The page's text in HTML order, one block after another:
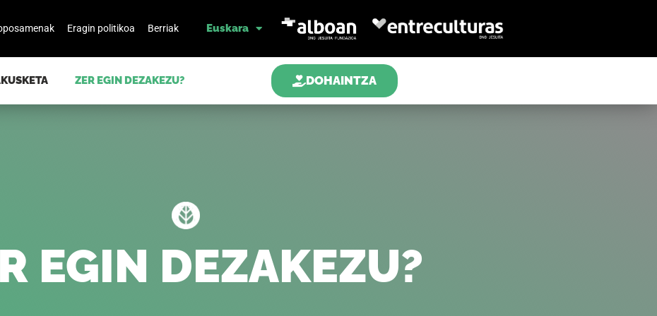
Eragin politikoa Berriak Euskara
ZER EGIN DEZAKEZU? DOHAINTZA
EGIN DEZAKEZU?